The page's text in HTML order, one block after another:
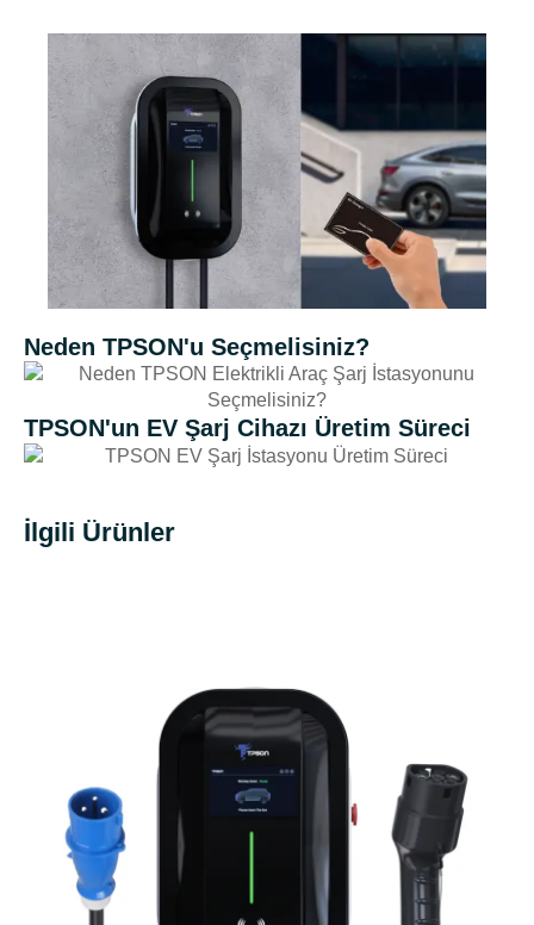
Neden TPSON'u Seçmelisiniz?
TPSON'un EV Şarj Cihazı Üretim Süreci
İlgili Ürünler